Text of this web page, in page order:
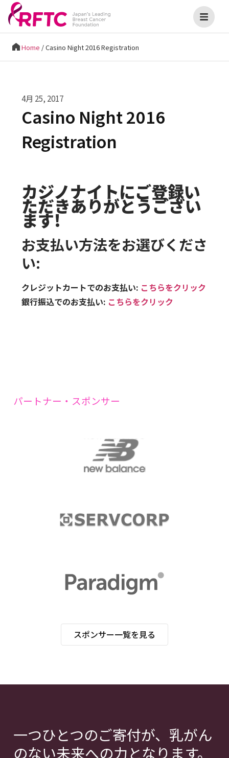
Home /Casino Night 2016 Registration
4月 25, 2017
Casino Night 2016
Registration
カジノナイトにご登録い
ただきありがとうござい
ます!
お支払い方法をお選びくださ
い:
クレジットカートでのお支払い: こちらをクリック
銀行振込でのお支払い: こちらをクリック
パートナー・スポンサー
スポンサー一覧を見る
一つひとつのご寄付が、乳がん
のない未来への力となります。